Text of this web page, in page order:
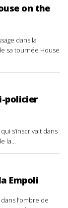
on the
dans la
sa tournée House
policier
s’inscrivait dans
la...
Empoli
l’ombre de